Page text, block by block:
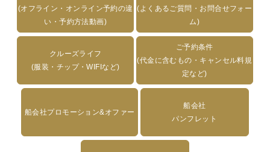
(オフライン・オンライン予約の違
い・予約方法動画)
(よくあるご質問・お問合せフォー
ム)
クルーズライフ
(服装・チップ・WIFIなど)
ご予約条件
(代金に含むもの・キャンセル料規
定など)
船会社プロモーション&オファー
船会社
パンフレット